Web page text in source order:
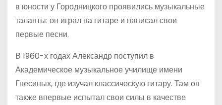
в юности у Городницкого проявились музыкальные
таланты: он играл на гитаре и написал свои
первые песни.
В 1960-х годах Александр поступил в
Академическое музыкальное училище имени
Гнесиных, где изучал классическую гитару. Там он
также впервые испытал свои силы в качестве